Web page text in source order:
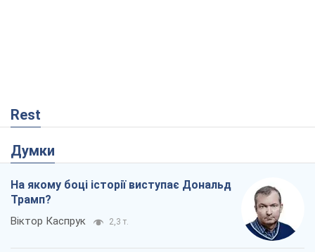
Rest
Думки
На якому боці історії виступає Дональд
Трамп?
Віктор Каспрук 2,3 т.